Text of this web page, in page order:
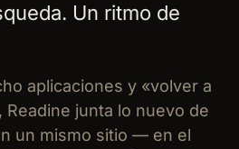
Un ritmo de
aplicaciones y «volver a
Readine junta lo nuevo de
un mismo sitio — en el